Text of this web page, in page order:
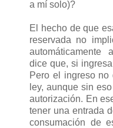
a mí solo)?
El hecho de que
reservada no
automáticamente
dice que, si
Pero el ingreso
ley, aunque sin
autorización. En
tener una entrada
consumación de